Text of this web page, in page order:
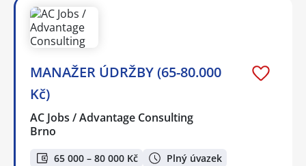
MANAŽER ÚDRŽBY (65-80.000
Kč)
AC Jobs / Advantage Consulting
Brno
65 000 – 80 000 Kč Plný úvazek